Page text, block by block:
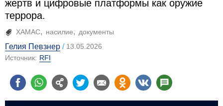
жертв и цифровые платформы как оружие
террора.
ХАМАС насилие документы
Гелия Певзнер
13.05.2026
Источник: RFI